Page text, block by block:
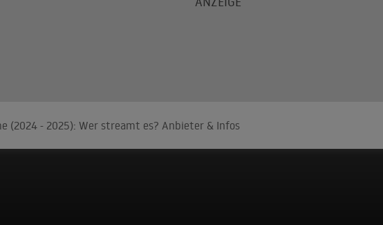
(2024 - 2025): Wer streamt es? Anbieter & Infos